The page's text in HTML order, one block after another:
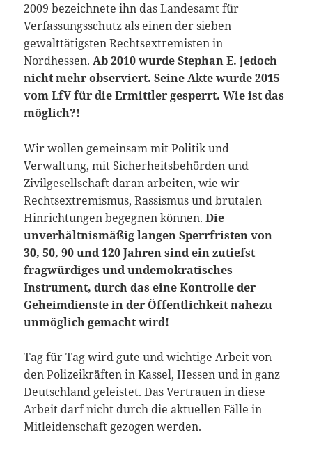
2009 bezeichnete ihn das Landesamt für
Verfassungsschutz als einen der sieben
gewalttätigsten Rechtsextremisten in
Nordhessen.Ab 2010 wurde Stephan E. jedoch
nicht mehr observiert. Seine Akte wurde 2015
vom LfV für die Ermittler gesperrt. Wie ist das
möglich?!
Wir wollen gemeinsam mit Politik und
Verwaltung, mit Sicherheitsbehörden und
Zivilgesellschaft daran arbeiten, wie wir
Rechtsextremismus, Rassismus und brutalen
Hinrichtungen begegnen können.Die
unverhältnismäßig langen Sperrfristen von
30, 50, 90 und 120 Jahren sind ein zutiefst
fragwürdiges und undemokratisches
Instrument, durch das eine Kontrolle der
Geheimdienste in der Öffentlichkeit nahezu
unmöglich gemacht wird!
Tag für Tag wird gute und wichtige Arbeit von
den Polizeikräften in Kassel, Hessen und in ganz
Deutschland geleistet. Das Vertrauen in diese
Arbeit darf nicht durch die aktuellen Fälle in
Mitleidenschaft gezogen werden.